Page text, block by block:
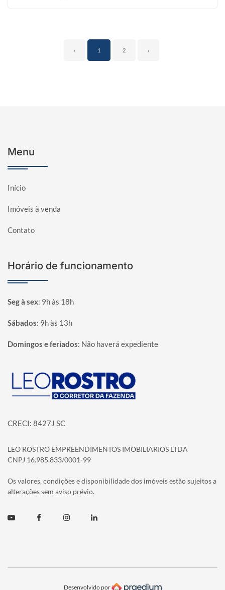
‹ 1 2 ›
Menu
Início
Imóveis à venda
Contato
Horário de funcionamento
Seg à sex: 9h às 18h
Sábados: 9h às 13h
Domingos e feriados: Não haverá expediente
Página inicial
CRECI: 8427J SC
LEO ROSTRO EMPREENDIMENTOS IMOBILIARIOS LTDA
CNPJ 16.985.833/0001-99
Os valores, condições e disponibilidade dos imóveis estão sujeitos a
alterações sem aviso prévio.
Youtube FacebookInstagramLinkedin
Desenvolvido por